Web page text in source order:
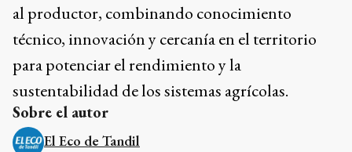
al productor, combinando conocimiento
técnico, innovación y cercanía en el territorio
para potenciar el rendimiento y la
sustentabilidad de los sistemas agrícolas.
Sobre el autor
El Eco de Tandil